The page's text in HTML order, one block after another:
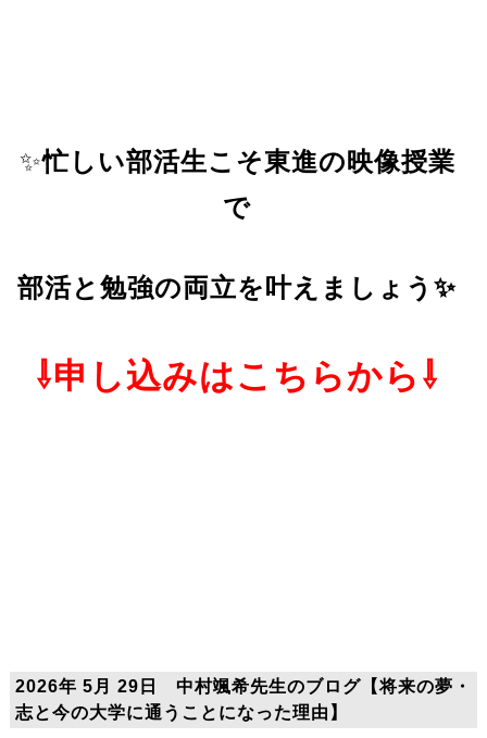
✨忙しい部活生こそ東進の映像授業
で
部活と勉強の両立を叶えましょう✨
⇩申し込みはこちらから⇩
2026年 5月 29日 中村颯希先生のブログ【将来の夢・
志と今の大学に通うことになった理由】